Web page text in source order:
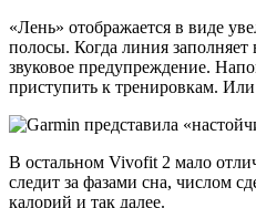
«Лень» отображается в виде
полосы. Когда линия заполняет
звуковое предупреждение.
приступить к тренировкам.
В остальном Vivofit 2 мало
следит за фазами сна, числом
калорий и так далее.